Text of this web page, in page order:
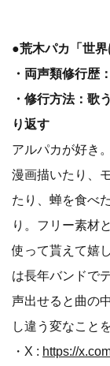
●荒木パカ「世
・両声類修行歴
・修行方法：
り返す
アルパカが好き
漫画描いたり、
たり、蝉を食べ
り。フリー素材
使って貰えて嬉
は長年バンドで
声出せると曲の
し違う変なこと
・X : https://